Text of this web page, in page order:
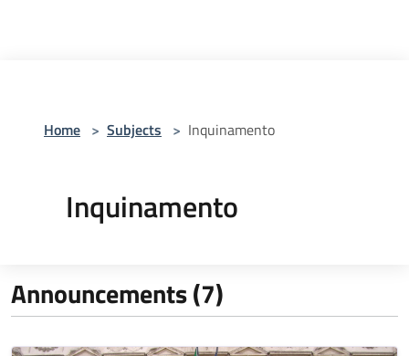
Home > Subjects > Inquinamento
Inquinamento
Announcements (7)